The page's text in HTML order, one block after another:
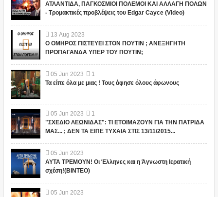
ΑΤΛΑΝΤΙΔΑ, ΠΑΓΚΟΣΜΙΟΙ ΠΟΛΕΜΟΙ ΚΑΙ ΑΛΛΑΓΗ ΠΟΛΩΝ
- Τρομακτικές προβλέψεις του Edgar Cayce (Video)
13 Aug 2023
Ο ΟΜΗΡΟΣ ΠΙΣΤΕΥΕΙ ΣΤΟΝ ΠΟΥΤΙΝ ; ΑΝΕΞΗΓΗΤΗ
ΠΡΟΠΑΓΑΝΔΑ ΥΠΕΡ ΤΟΥ ΠΟΥΤΙΝ;
05 Jun 2023
1
Τα είπε όλα με μιας ! Τους άφησε όλους άφωνους
05 Jun 2023
1
"ΣΧΕΔΙΟ ΛΕΩΝΙΔΑΣ": ΤΙ ΕΤΟΙΜΑΖΟΥΝ ΓΙΑ ΤΗΝ ΠΑΤΡΙΔΑ
ΜΑΣ... ; ΔΕΝ ΤΑ ΕΙΠΕ ΤΥΧΑΙΑ ΣΤΙΣ 13/11/2015...
05 Jun 2023
ΑΥΤΑ ΤΡΕΜΟΥΝ! Οι Έλληνες και η Άγνωστη Ιερατική
σχέση!(ΒΙΝΤΕΟ)
05 Jun 2023